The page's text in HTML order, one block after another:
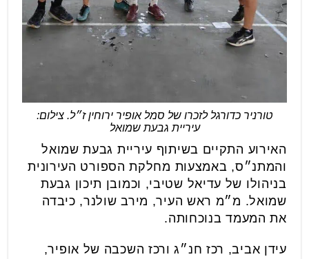
טורניר כדורגל לזכרו של סמל אופיר ירוחין ז״ל. צילום:
עיריית גבעת שמואל
האירוע התקיים בשיתוף עיריית גבעת שמואל
והמתנ״ס, באמצעות מחלקת הספורט העירונית
בניהולו של עדיאל שטיבי, וכמובן תיכון גבעת
שמואל. מ״מ ראש העיר, מירב שולנר, כיבדה
את המעמד בנוכחותה.
עידן אביב, רכז חנ״ג ורכז השכבה של אופיר,